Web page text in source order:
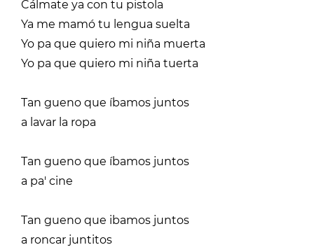
Cálmate ya con tu pistola
Ya me mamó tu lengua suelta
Yo pa que quiero mi niña muerta
Yo pa que quiero mi niña tuerta
Tan gueno que íbamos juntos
a lavar la ropa
Tan gueno que íbamos juntos
a pa' cine
Tan gueno que ibamos juntos
a roncar juntitos